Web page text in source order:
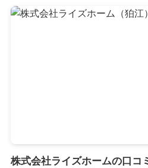
株式会社ライズホームの口コ